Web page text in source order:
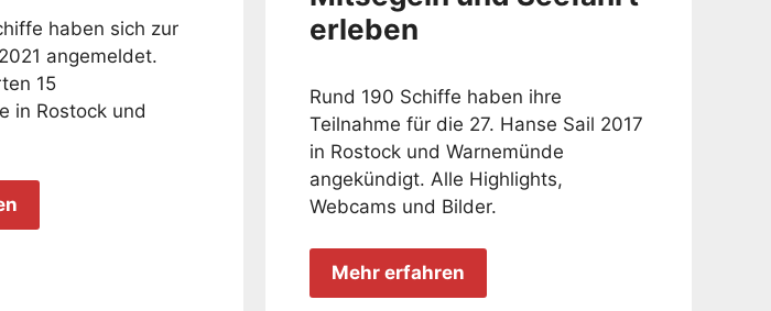
haben sich zur
angemeldet.
15
in Rostock und
erleben
Rund 190 Schiffe haben ihre
Teilnahme für die 27. Hanse Sail 2017
in Rostock und Warnemünde
angekündigt. Alle Highlights,
Webcams und Bilder.
Mehr erfahren